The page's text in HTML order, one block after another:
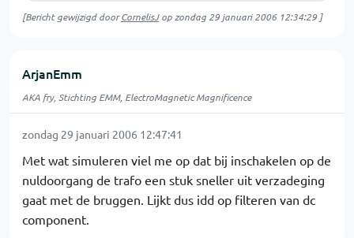
[Bericht gewijzigd doorCornelisJop zondag 29 januari 2006 12:34:29]
ArjanEmm
AKA fry, Stichting EMM, ElectroMagnetic Magnificence
zondag 29 januari 2006 12:47:41
Met wat simuleren viel me op dat bij inschakelen op de
nuldoorgang de trafo een stuk sneller uit verzadeging
gaat met de bruggen. Lijkt dus idd op filteren van dc
component.